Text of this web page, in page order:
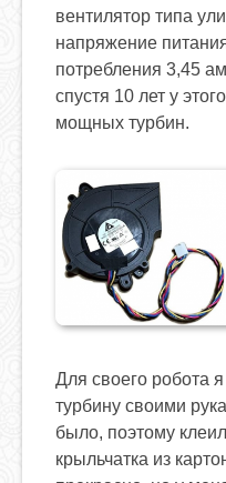
вентилятор типа
напряжение
потребления 3,45
спустя 10 лет у
мощных турбин.
Для своего робота
турбину своими
было, поэтому
крыльчатка из